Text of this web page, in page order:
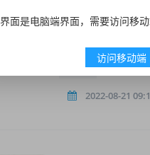
有很多
2022-08-21
面是电脑端界面，需要访问移动
访问移动端